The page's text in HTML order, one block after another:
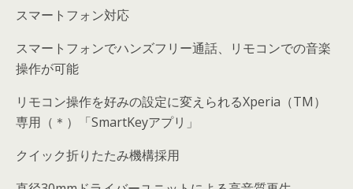
スマートフォン対応
スマートフォンでハンズフリー通話、リモコンでの音楽
操作が可能
リモコン操作を好みの設定に変えられるXperia（TM）
専用（＊）「SmartKeyアプリ」
クイック折りたたみ機構採用